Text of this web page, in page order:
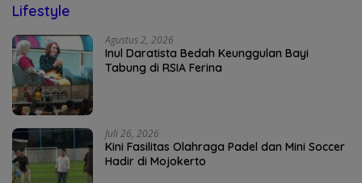
Lifestyle
Agustus 2, 2026
Inul Daratista Bedah Keunggulan Bayi
Tabung di RSIA Ferina
Juli 26, 2026
Kini Fasilitas Olahraga Padel dan Mini Soccer
Hadir di Mojokerto